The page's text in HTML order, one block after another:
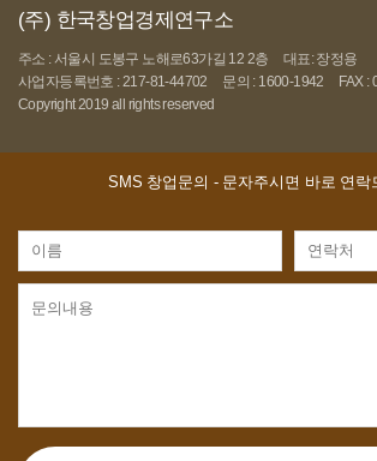
(주) 한국창업경제연구소
주소 : 서울시 도봉구 노해로63가길 12 2층
대표: 장정용
사업자등록번호 : 217-81-44702
문의 : 1600-1942
FAX :
Copyright 2019 all rights reserved
SMS 창업문의 - 문자주시면 바로 연락